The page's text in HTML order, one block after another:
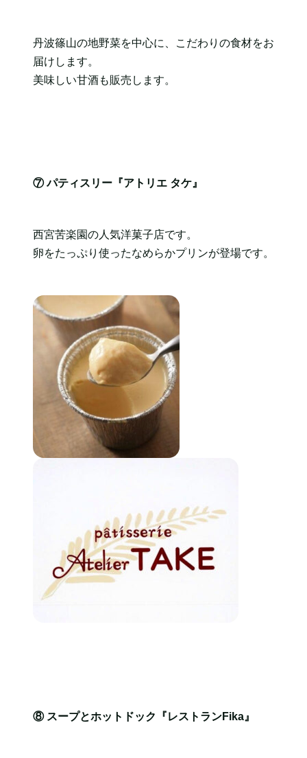
丹波篠山の地野菜を中心に、こだわりの食材をお
届けします。
美味しい甘酒も販売します。
⑦ パティスリー『アトリエ タケ』
西宮苦楽園の人気洋菓子店です。
卵をたっぷり使ったなめらかプリンが登場です。
⑧ スープとホットドック『レストランFika』